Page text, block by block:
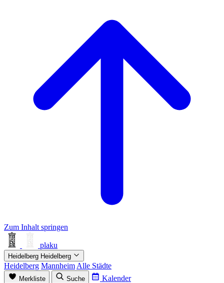
Zum Inhalt springen
plaku
Heidelberg Heidelberg
Heidelberg Mannheim Alle Städte
Merkliste Suche Kalender